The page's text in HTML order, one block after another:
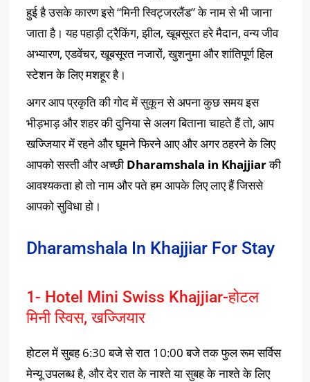
हुई है उसके कारण इसे “मिनी स्विट्जरलैंड” के नाम से भी जाना
जाता है। यह पहाड़ी ट्रैकिंग, झील, खूबसूरत हरे मैदान, वन्य जीव
अभ्यारण, एडवेंचर, खूबसूरत नजारों, खुशनुमा और शांतिपूर्ण हिल
स्टेशन के लिए मशहूर है।
अगर आप प्रकृति की गोद में सुकून से अपना कुछ समय इस
भीड़भाड़ और शहर की दुनिया से अलग बिताना चाहते हैं तो, आप
खज्जियार में रहने और घूमने फिरने आए और अगर ठहरने के लिए
आपको सस्ती और अच्छी Dharamshala in Khajjiarकी
आवश्यकता हो तो नाम और पते हम आपके लिए लाए हैं जिससे
आपको सुविधा हो।
Dharamshala In Khajjiar For Stay
1- Hotel Mini Swiss Khajjiar-होटल
मिनी स्विस, खज्जियार
होटल में सुबह 6:30 बजे से रात 10:00 बजे तक फुल रूम सर्विस
मेन्यू उपलब्ध है, और देर रात के नाश्ते या सुबह के नाश्ते के लिए